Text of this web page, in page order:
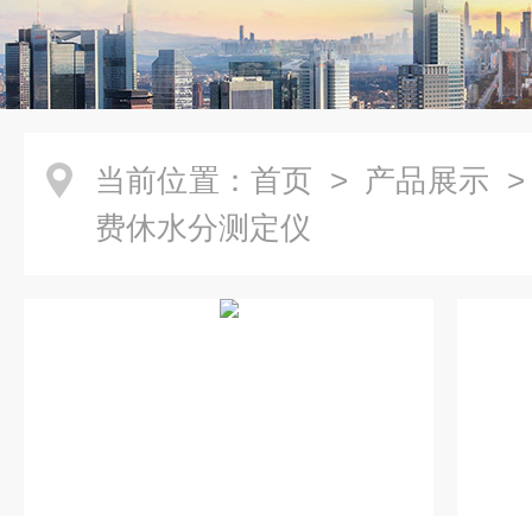
当前位置： 首页 > 产品展示
费休水分测定仪